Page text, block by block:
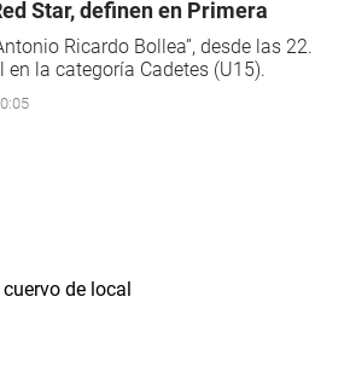
Star, definen en Primera
Ricardo Bollea”, desde las 22.
la categoría Cadetes (U15).